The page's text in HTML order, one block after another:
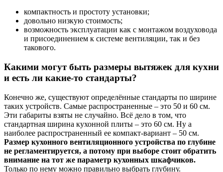
компактность и простоту установки;
довольно низкую стоимость;
возможность эксплуатации как с монтажом воздуховода
и присоединением к системе вентиляции, так и без
такового.
Какими могут быть размеры вытяжек для кухни
и есть ли какие-то стандарты?
Конечно же, существуют определённые стандарты по ширине
таких устройств. Самые распространенные – это 50 и 60 см.
Эти габариты взяты не случайно. Всё дело в том, что
стандартная ширина кухонной плиты – это 60 см. Ну а
наиболее распространенный ее компакт-вариант – 50 см.
Размер кухонного вентиляционного устройства по глубине
не регламентируется, а потому при выборе стоит обратить
внимание на тот же параметр кухонных шкафчиков.
Только по нему можно правильно выбрать глубину.